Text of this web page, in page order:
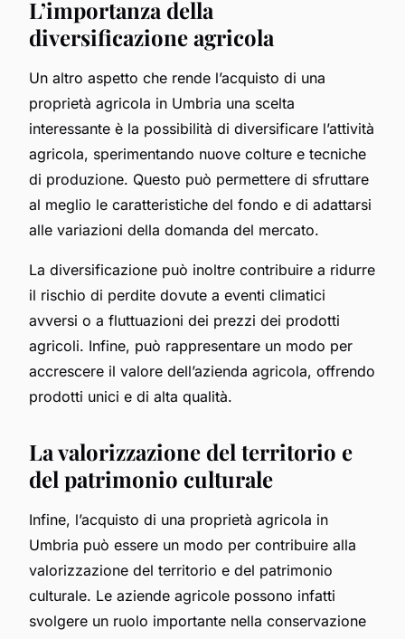
L’importanza della
diversificazione agricola
Un altro aspetto che rende l’acquisto di una
proprietà agricola in Umbria una scelta
interessante è la possibilità di diversificare l’attività
agricola, sperimentando nuove colture e tecniche
di produzione. Questo può permettere di sfruttare
al meglio le caratteristiche del fondo e di adattarsi
alle variazioni della domanda del mercato.
La diversificazione può inoltre contribuire a ridurre
il rischio di perdite dovute a eventi climatici
avversi o a fluttuazioni dei prezzi dei prodotti
agricoli. Infine, può rappresentare un modo per
accrescere il valore dell’azienda agricola, offrendo
prodotti unici e di alta qualità.
La valorizzazione del territorio e
del patrimonio culturale
Infine, l’acquisto di una proprietà agricola in
Umbria può essere un modo per contribuire alla
valorizzazione del territorio e del patrimonio
culturale. Le aziende agricole possono infatti
svolgere un ruolo importante nella conservazione